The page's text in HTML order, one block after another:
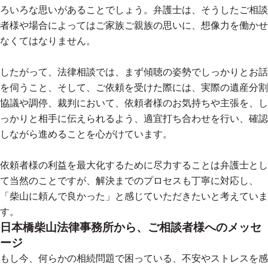
ろいろな思いがあることでしょう。弁護士は、そうしたご相談
者様や場合によってはご家族ご親族の思いに、想像力を働かせ
なくてはなりません。
したがって、法律相談では、まず傾聴の姿勢でしっかりとお話
を伺うこと、そして、ご依頼を受けた際には、実際の遺産分割
協議や調停、裁判において、依頼者様のお気持ちや主張を、し
っかりと相手に伝えられるよう、適宜打ち合わせを行い、確認
しながら進めることを心がけています。
依頼者様の利益を最大化するために尽力することは弁護士とし
て当然のことですが、解決までのプロセスも丁寧に対応し、
「柴山に頼んで良かった」と感じていただきたいと考えていま
す。
日本橋柴山法律事務所から、ご相談者様へのメッセ
ージ
もし今、何らかの相続問題で困っている、不安やストレスを感